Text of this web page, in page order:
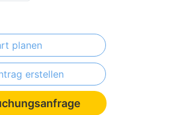
planen
erstellen